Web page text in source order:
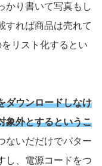
かり書いて写真もし
すれば商品は売れて
リスト化するとい
ダウンロードしなけ
象外とするというこ
ないだだけでパター
し、電源コードをつ